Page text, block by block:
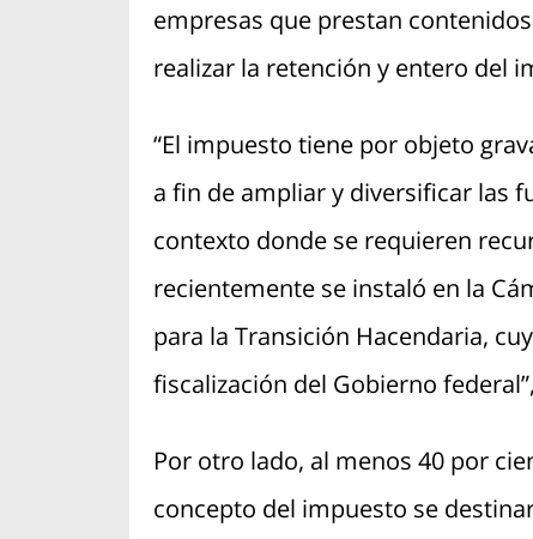
empresas que prestan
realizar la retención y entero del
“El impuesto tiene por objeto
a fin de ampliar y diversificar las
contexto donde se requieren
recientemente se instaló en la
para la Transición Hacendaria,
fiscalización del Gobierno
Por otro lado, al menos 40 por
concepto del impuesto se